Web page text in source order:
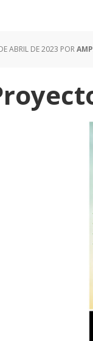
ABRIL DE 2023 POR